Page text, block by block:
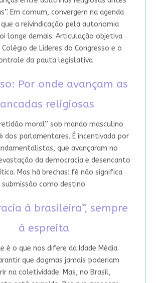
Em comum, convergem na agenda
a reivindicação pela autonomia
longe demais. Articulação objetiva
de Líderes do Congresso e o
da pauta legislativa
Por onde avançam as
religiosas
moral” sob mando masculino
dos parlamentares. É incentivada por
que avançaram no
da democracia e desencanto
Mas há brechas: fé não significa
submissão como destino
à brasileira”, sempre
à espreita
é o que nos difere da Idade Média.
que dogmas jamais poderiam
na coletividade. Mas, no Brasil,